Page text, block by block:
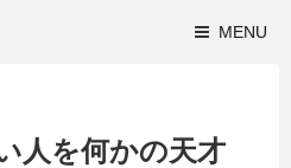
MENU
人を何かの天才